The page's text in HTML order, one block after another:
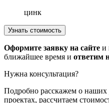
цинк
Узнать стоимость
Оформите заявку на сайте и
ближайшее время и ответим
Нужна консультация?
Подробно расскажем о наших
проектах, рассчитаем